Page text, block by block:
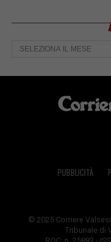
Archivi
PUBBLICITÀ
© 2025 Corriere
Tribunale di